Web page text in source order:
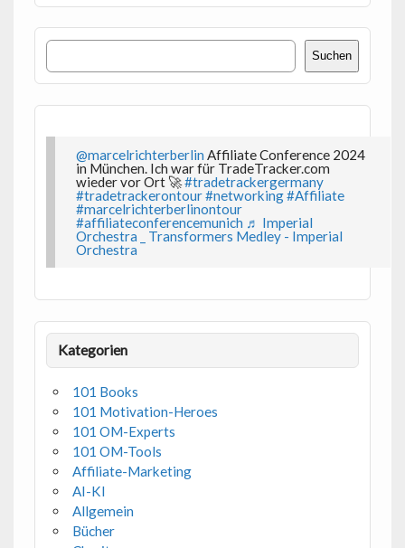
Suchen
Suchen
@marcelrichterberlin Affiliate Conference 2024
in München. Ich war für TradeTracker.com
wieder vor Ort 🚀#tradetrackergermany
#tradetrackerontour#networking#Affiliate
#marcelrichterberlinontour
#affiliateconferencemunich ♬ Imperial
Orchestra _ Transformers Medley - Imperial
Orchestra
Kategorien
101 Books
101 Motivation-Heroes
101 OM-Experts
101 OM-Tools
Affiliate-Marketing
AI-KI
Allgemein
Bücher